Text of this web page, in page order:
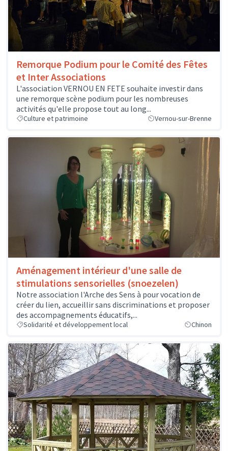
Remorque Podium pour le Comité des Fêtes
et Inter Associations
L'association VERNOU EN FETE souhaite investir dans
une remorque scène podium pour les nombreuses
activités qu'elle propose tout au long...
Culture et patrimoine Vernou-sur-Brenne
Aménagement intérieur d'une salle de
stimulations sensorielles (snoezelen)
Notre association l'Arche des Sens à pour vocation de
créer du lien, accueillir sans discriminations et proposer
des accompagnements éducatifs,...
Solidarité et développement local Chinon